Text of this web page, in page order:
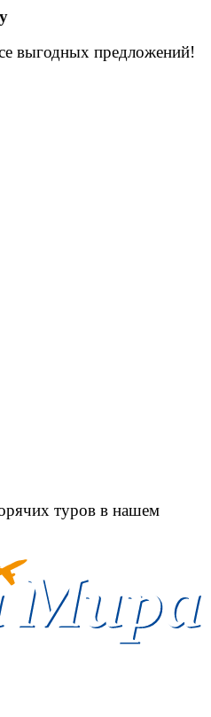
выгодных предложений!
туров в нашем